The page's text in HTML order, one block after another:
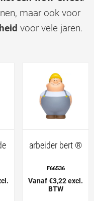
maar ook voor
voor vele jaren.
arbeider bert ®
F66536
Vanaf €3,22 excl.
BTW